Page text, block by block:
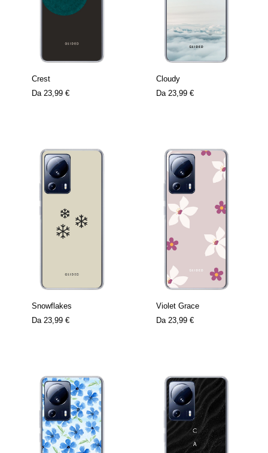
Crest
Da 23,99 €
Cloudy
Da 23,99 €
Snowflakes
Da 23,99 €
Violet Grace
Da 23,99 €